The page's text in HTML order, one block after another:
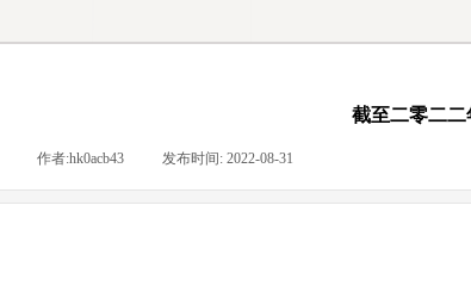
截至二零二
作者:hk0acb43 发布时间: 2022-08-31